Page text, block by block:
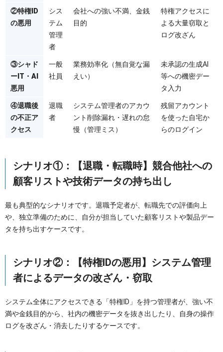
②特権ID
の悪用
シス
テム
管理
者
会社への強い不満、金銭
目的
特権アクセスに
よる大量窃取と
ログ改ざん
③シャド
ーIT・AI
悪用
一般
社員
業務効率化（無自覚な漏
えい）
未承認の生成AI
等への機密デー
タ入力
④退職後
の不正ア
クセス
退職
者
システム管理者のアカウ
ント削除漏れ・遅れの怠
慢（管理ミス）
残留アカウント
を使った自宅か
らのログイン
シナリオ①：【退職・転職時】競合他社への
顧客リストや技術データの持ち出し
最も典型的なシナリオです。退職予定者が、転職先での評価向上
や、独立準備のために、自分が担当していた顧客リストや製品デー
タを持ち出すケースです。
シナリオ②：【特権IDの悪用】システム管理
者によるデータの改ざん・窃取
システム全体にアクセスできる「特権ID」を持つ管理者が、強い不
満や金銭目的から、社内の機密データを抜き出したり、自身の操作
ログを改ざん・消去したりするケースです。